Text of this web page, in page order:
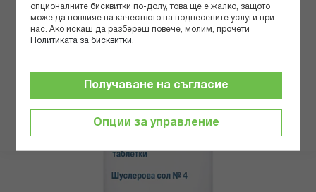
края
опционалните бисквитки по-долу, това ще е жалко, защото
може да повлияе на качеството на поднесените услуги при
нас. Ако искаш да разбереш повече, молим, прочети
Политиката за бисквитки
Опции за управление
Получаване на съгласие